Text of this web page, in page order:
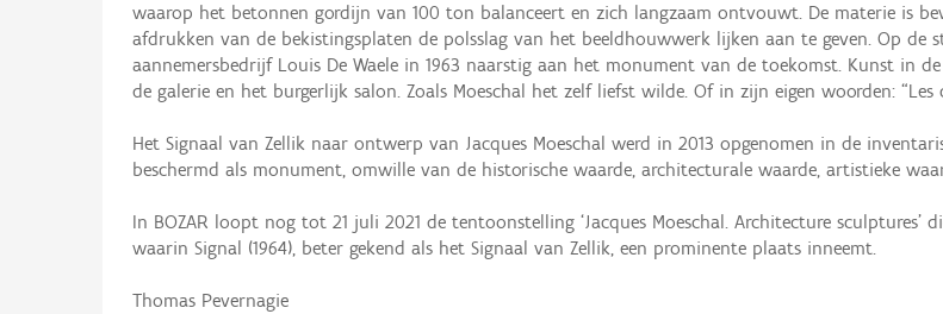
waarop het betonnen gordijn van 100 ton balanceert en zich langzaam ontvouwt. De materie is
afdrukken van de bekistingsplaten de polsslag van het beeldhouwwerk lijken aan te geven. Op de
aannemersbedrijf Louis De Waele in 1963 naarstig aan het monument van de toekomst. Kunst in
de galerie en het burgerlijk salon. Zoals Moeschal het zelf liefst wilde. Of in zijn eigen woorden: “Les
Het Signaal van Zellik naar ontwerp van Jacques Moeschal werd in 2013 opgenomen in de
beschermd als monument, omwille van de historische waarde, architecturale waarde, artistieke
In BOZAR loopt nog tot 21 juli 2021 de tentoonstelling ‘Jacques Moeschal. Architecture
waarin Signal (1964), beter gekend als het Signaal van Zellik, een prominente plaats inneemt.
Thomas Pevernagie